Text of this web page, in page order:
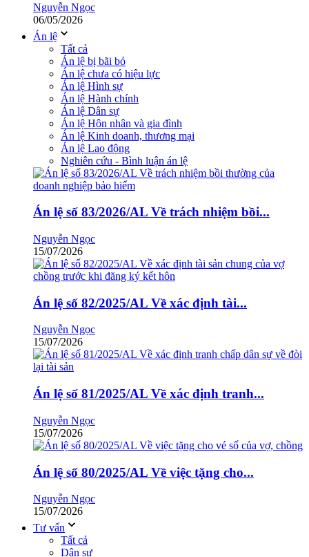
Nguyễn Ngọc
06/05/2026
Án lệ
Tất cả
Án lệ bị bãi bỏ
Án lệ chưa có hiệu lực
Án lệ Hình sự
Án lệ Hành chính
Án lệ Dân sự
Án lệ Hôn nhân và gia đình
Án lệ Kinh doanh, thương mại
Án lệ Lao động
Nghiên cứu - Bình luận án lệ
Án lệ số 83/2026/AL Về trách nhiệm bồi...
Nguyễn Ngọc
15/07/2026
Án lệ số 82/2025/AL Về xác định tài...
Nguyễn Ngọc
15/07/2026
Án lệ số 81/2025/AL Về xác định tranh...
Nguyễn Ngọc
15/07/2026
Án lệ số 80/2025/AL Về việc tặng cho...
Nguyễn Ngọc
15/07/2026
Tư vấn
Tất cả
Dân sự